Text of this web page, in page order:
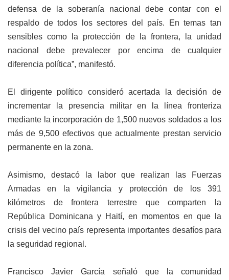
defensa de la soberanía nacional debe contar con el
respaldo de todos los sectores del país. En temas tan
sensibles como la protección de la frontera, la unidad
nacional debe prevalecer por encima de cualquier
diferencia política”, manifestó.
El dirigente político consideró acertada la decisión de
incrementar la presencia militar en la línea fronteriza
mediante la incorporación de 1,500 nuevos soldados a los
más de 9,500 efectivos que actualmente prestan servicio
permanente en la zona.
Asimismo, destacó la labor que realizan las Fuerzas
Armadas en la vigilancia y protección de los 391
kilómetros de frontera terrestre que comparten la
República Dominicana y Haití, en momentos en que la
crisis del vecino país representa importantes desafíos para
la seguridad regional.
Francisco Javier García señaló que la comunidad